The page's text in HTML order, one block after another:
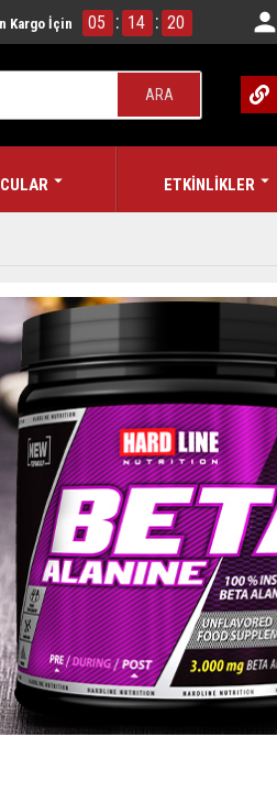
Kargo İçin 05 : 14 : 20
ARA
ETKİNLİKLER